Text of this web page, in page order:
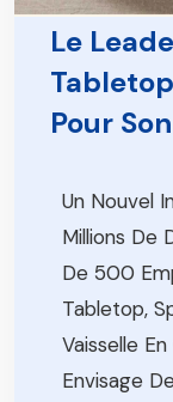
Le
Pour
Un Nouvel
Millions De
De 500
Tabletop,
Vaisselle
Envisage